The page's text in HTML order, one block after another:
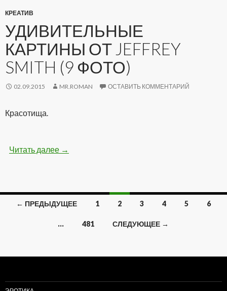
КРЕАТИВ
УДИВИТЕЛЬНЫЕ
КАРТИНЫ ОТ JEFFREY
SMITH (9 ФОТО)
02.09.2015 MR.ROMAN ОСТАВИТЬ КОММЕНТАРИЙ
Красотища.
Читать далее Удивительные картины от Jeffrey Smith (9
→
Навигация
записям
← ПРЕДЫДУЩЕЕ 1 2 3 4 5 6
… 481 СЛЕДУЮЩЕЕ →